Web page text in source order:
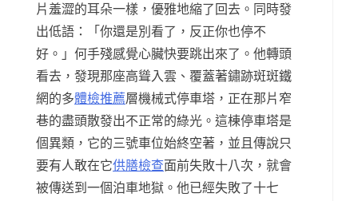
片羞澀的耳朵一樣，優雅地縮了回去。同時發
出低語：「你還是別看了，反正你也停不
好。」何手殘感覺心臟快要跳出來了。他轉頭
看去，發現那座高聳入雲、覆蓋著鏽跡斑斑鐵
網的多體檢推薦層機械式停車塔，正在那片窄
巷的盡頭散發出不正常的綠光。這棟停車塔是
個異類，它的三號車位始終空著，並且傳說只
要有人敢在它供膳檢查面前失敗十八次，就會
被傳送到一個泊車地獄。他已經失敗了十七